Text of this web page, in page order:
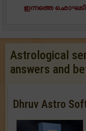
ഇന്നത്തെ
Astrological
answers and
Dhruv Astro